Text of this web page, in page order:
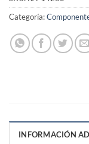
Categoría:
INFORMACIÓN